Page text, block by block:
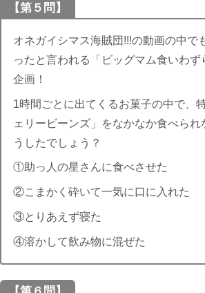
【第５問】
オネガイシマス海賊団!!!の動画の中で
ったと言われる「ビッグマム食いわず
企画！
1時間ごとに出てくるお菓子の中で、
ェリービーンズ」をなかなか食べら
うしたでしょう？
①助っ人の星さんに食べさせた
②こまかく砕いて一気に口に入れた
③とりあえず寝た
④溶かして飲み物に混ぜた